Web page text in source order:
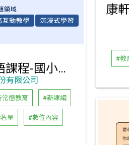
#教
康軒互動式國語課程-國小三年級上學期
有限公司
常態教育 #新課綱
單 #數位內容